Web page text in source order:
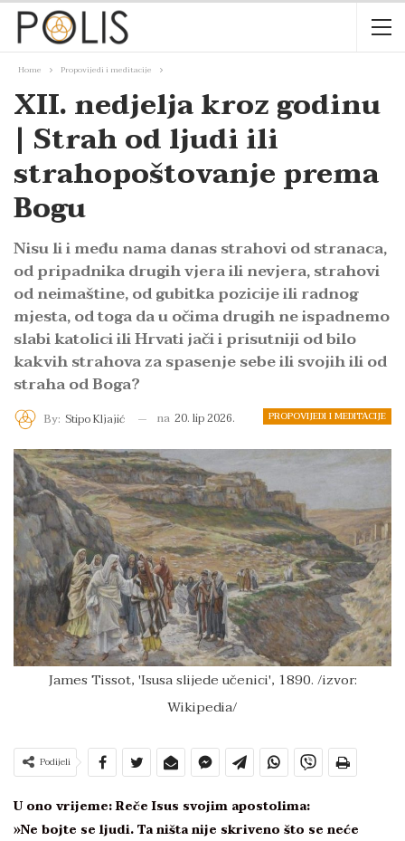
Home Propovijedi i meditacije
XII. nedjelja kroz godinu
| Strah od ljudi ili
strahopoštovanje prema
Bogu
Nisu li i među nama danas strahovi od stranaca,
od pripadnika drugih vjera ili nevjera, strahovi
od neimaštine, od gubitka pozicije ili radnog
mjesta, od toga da u očima drugih ne ispadnemo
slabi katolici ili Hrvati jači i prisutniji od bilo
kakvih strahova za spasenje sebe ili svojih ili od
straha od Boga?
PROPOVIJEDI I MEDITACIJE
By: Stipo Kljajić na 20. lip 2026.
James Tissot, 'Isusa slijede učenici', 1890. /izvor:
Wikipedia/
Podijeli
U ono vrijeme: Reče Isus svojim apostolima:
»Ne bojte se ljudi. Ta ništa nije skriveno što se neće